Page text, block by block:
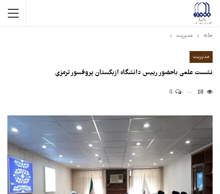
خانه مدیریت
مدیریت
نشست علمی باحضور رییس دانشگاه ازبکستان پروفسور ترمزی
10